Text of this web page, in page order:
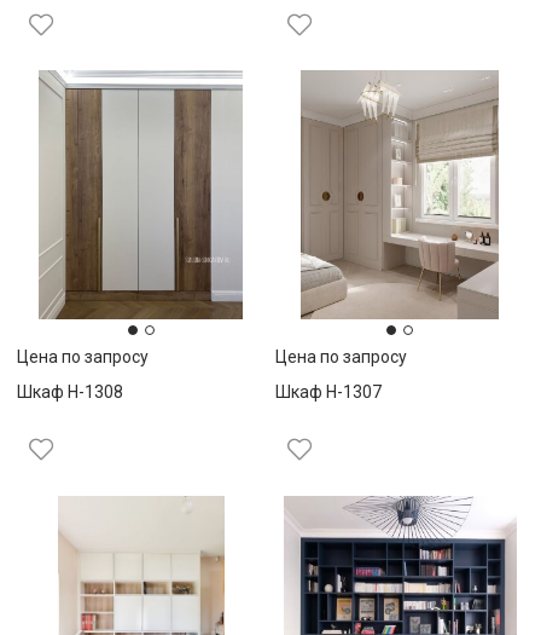
Цена по запросу
Шкаф Н-1308
Цена по запросу
Шкаф Н-1307